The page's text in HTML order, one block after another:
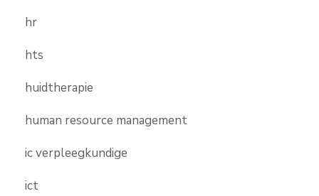
hr
hts
huidtherapie
human resource management
ic verpleegkundige
ict